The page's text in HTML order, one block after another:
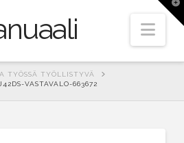
TYÖSSÄ TYÖLLISTYVÄ
VASTAVALO-663672